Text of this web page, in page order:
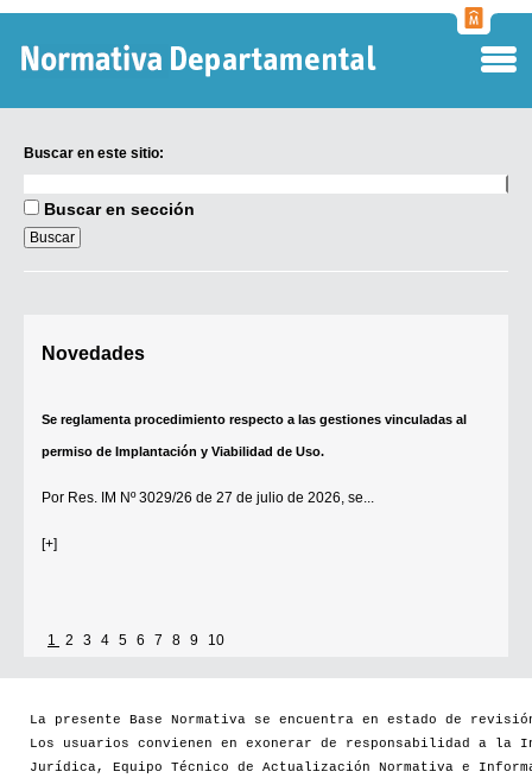
Buscar en este sitio:
en
sitio:
Buscar en sección
Novedades
Se reglamenta procedimiento respecto a las gestiones vinculadas al
permiso de Implantación y Viabilidad de Uso.
Por Res. IM Nº 3029/26 de 27 de julio de 2026, se...
[+]
1 2 3 4 5 6 7 8 9 10
La presente Base Normativa se encuentra en estado de
Los usuarios convienen en exonerar de responsabilidad a la
Jurídica, Equipo Técnico de Actualización Normativa e